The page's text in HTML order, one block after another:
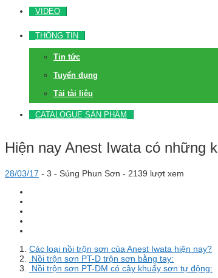
VIDEO
THÔNG TIN
Tin tức
Tuyển dụng
Tải tài liệu
CATALOGUE SẢN PHẨM
Hiện nay Anest Iwata có những
28/03/17 - 3 - Súng Phun Sơn - 2139 lượt xem
Các loại nồi trộn sơn của Anest Iwata hiện nay?
Nồi trộn sơn PT-D trộn sơn bằng tay:
Nồi trộn sơn PT-DM có cây khuấy sơn tự động: